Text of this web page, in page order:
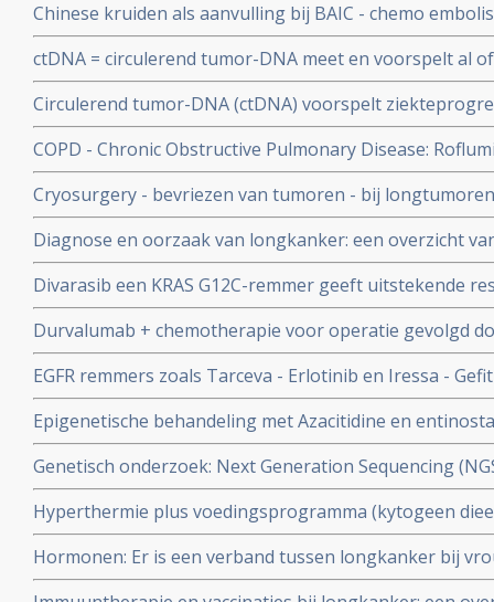
Chinese kruiden als aanvulling bij BAIC - chemo
geeft significant betere overleving - verdubbeling van
procent naar 51 procent, aldus gerandomiseerde studie
ctDNA = circulerend tumor-DNA meet en voorspelt al
kankercellen bij patienten met niet-kleincellige
operatieve behandeling
Circulerend tumor-DNA (ctDNA) voorspelt
kleincellige longkanker (EGFR - mutatie) die worden
tyrosinekinaseremmers
COPD - Chronic Obstructive Pulmonary Disease:
COPD patiënten aldus fase III studie bij 1411 COPD
Cryosurgery - bevriezen van tumoren - bij
hoopgevend.
Diagnose en oorzaak van longkanker: een overzicht
ontwikkelingen. Scroll in linkerkolom voor artikelen
Divarasib een KRAS G12C-remmer geeft uitstekende
ziekteprogressievrije tijd en overall overleving bij
longkanker in vergelijking met sotorasib en adagrasib
Durvalumab + chemotherapie voor operatie gevolgd
chemo geeft meer complete remissies bij patiënten
longkanker
EGFR remmers zoals Tarceva - Erlotinib en Iressa -
artikelen en recente ontwikkelingen.
Epigenetische behandeling met Azacitidine en
goede resultaten bij uitbehandelde patienten met
Genetisch onderzoek: Next Generation Sequencing
betere en gerichtere behandeling geven copy 1
Hyperthermie plus voedingsprogramma (kytogeen
zuurstoftherapie aanvullend op chemo geeft
overall overleving (42 maanden) bij patienten met
longkanker copy 1 copy 1
Hormonen: Er is een verband tussen longkanker bij
Na 5 jaar bleken vrouwen uit de hormoongroep een